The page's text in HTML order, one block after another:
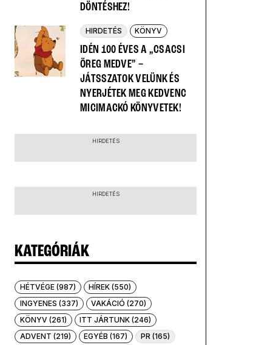
DÖNTÉSHEZ!
HIRDETÉS KÖNYV
IDÉN 100 ÉVES A „CSACSI
ÖREG MEDVE” –
JÁTSSZATOK VELÜNK ÉS
NYERJÉTEK MEG KEDVENC
MICIMACKÓ KÖNYVETEK!
HIRDETÉS
HIRDETÉS
KATEGÓRIÁK
HÉTVÉGE (987)
HÍREK (550)
INGYENES (337)
VAKÁCIÓ (270)
KÖNYV (261)
ITT JÁRTUNK (246)
ADVENT (219)
EGYÉB (167)
PR (165)